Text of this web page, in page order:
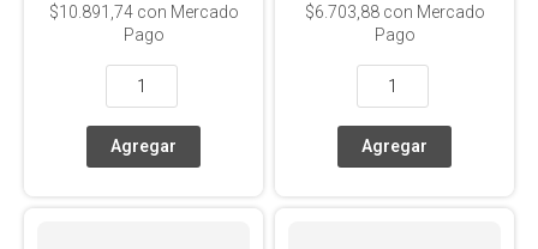
$10.891,74con Mercado
Pago
$6.703,88con Mercado
Pago